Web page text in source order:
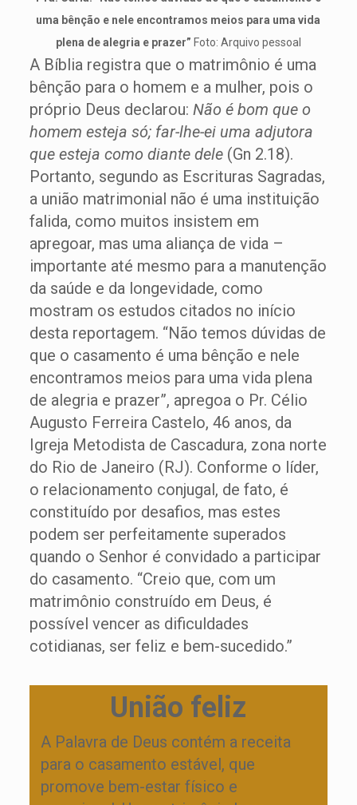
uma bênção e nele encontramos meios para uma vida
plena de alegria e prazer” Foto: Arquivo pessoal
A Bíblia registra que o matrimônio é uma
bênção para o homem e a mulher, pois o
próprio Deus declarou: Não é bom que o
homem esteja só; far-lhe-ei uma adjutora
que esteja como diante dele(Gn 2.18).
Portanto, segundo as Escrituras Sagradas,
a união matrimonial não é uma instituição
falida, como muitos insistem em
apregoar, mas uma aliança de vida –
importante até mesmo para a manutenção
da saúde e da longevidade, como
mostram os estudos citados no início
desta reportagem. “Não temos dúvidas de
que o casamento é uma bênção e nele
encontramos meios para uma vida plena
de alegria e prazer”, apregoa o Pr. Célio
Augusto Ferreira Castelo, 46 anos, da
Igreja Metodista de Cascadura, zona norte
do Rio de Janeiro (RJ). Conforme o líder,
o relacionamento conjugal, de fato, é
constituído por desafios, mas estes
podem ser perfeitamente superados
quando o Senhor é convidado a participar
do casamento. “Creio que, com um
matrimônio construído em Deus, é
possível vencer as dificuldades
cotidianas, ser feliz e bem-sucedido.”
União feliz
A Palavra de Deus contém a receita
para o casamento estável, que
promove bem-estar físico e